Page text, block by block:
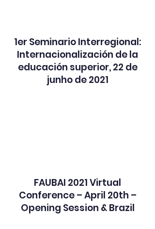
1er Seminario Interregional:
Internacionalización de la
educación superior, 22 de
junho de 2021
FAUBAI 2021 Virtual
Conference – April 20th –
Opening Session & Brazil